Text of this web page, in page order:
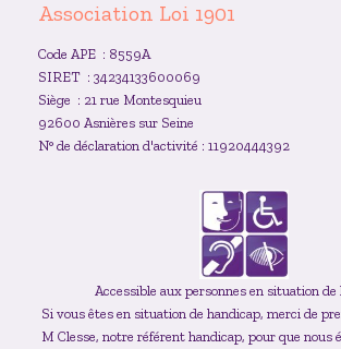
Association Loi 1901
Code APE : 8559A
SIRET : 34234133600069
Siège : 21 rue Montesquieu
92600 Asnières sur Seine
N° de déclaration d'activité : 11920444392
Accessible aux personnes en situation de
Si vous êtes en situation de handicap, merci de
M Clesse, notre référent handicap, pour que nous